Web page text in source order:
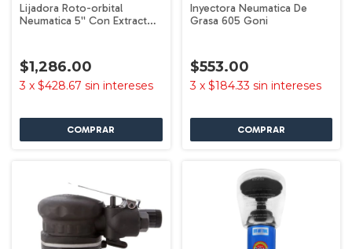
Lijadora Roto-orbital
Neumatica 5'' Con Extractor
$1,286.00
3 x $428.67 sin intereses
Inyectora Neumatica De
Grasa 605 Goni
$553.00
3 x $184.33 sin intereses